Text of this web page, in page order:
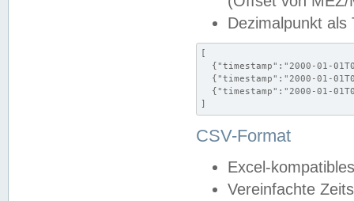
Dezimalpunkt als
[
{"timestamp":"2000-01-
{"timestamp":"2000-01-
{"timestamp":"2000-01-
]
CSV-Format
Excel-
Vereinfachte